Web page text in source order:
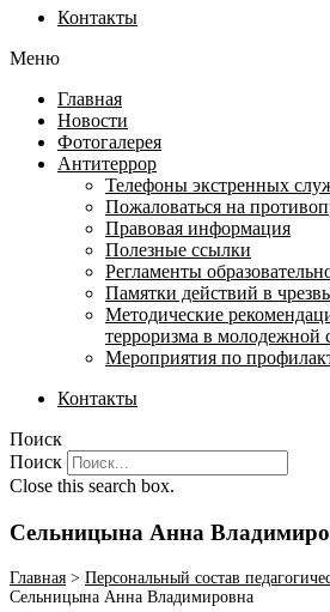
Контакты
Меню
Главная
Новости
Фотогалерея
Антитеррор
Телефоны экстренных
Пожаловаться на
Правовая информация
Полезные ссылки
Регламенты
Памятки действий в
Методические
терроризма в молодежной
Мероприятия по
Контакты
Поиск
Поиск
Close this search box.
Сельницына Анна
Главная > Персональный состав
Сельницына Анна Владимировна